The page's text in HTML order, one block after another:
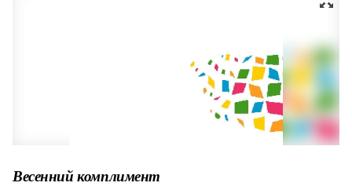
Весенний комплимент